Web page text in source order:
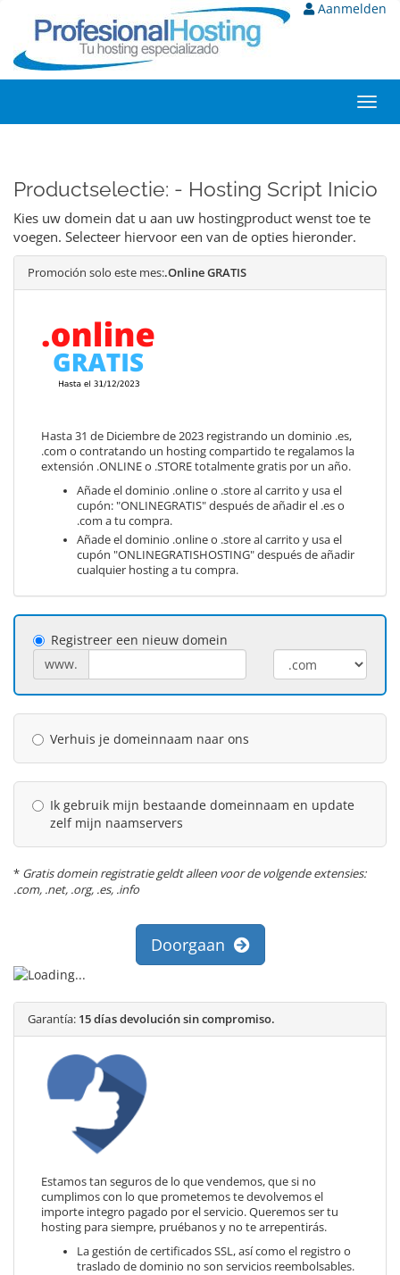
Aanmelden
Productselectie: - Hosting Script Inicio
Kies uw domein dat u aan uw hostingproduct wenst toe te
voegen. Selecteer hiervoor een van de opties hieronder.
Promoción solo este mes:.Online GRATIS
Hasta 31 de Diciembre de 2023 registrando un dominio .es,
.com o contratando un hosting compartido te regalamos la
extensión .ONLINE o .STORE totalmente gratis por un año.
Añade el dominio .online o .store al carrito y usa el
cupón: "ONLINEGRATIS" después de añadir el .es o
.com a tu compra.
Añade el dominio .online o .store al carrito y usa el
cupón "ONLINEGRATISHOSTING" después de añadir
cualquier hosting a tu compra.
Registreer een nieuw domein
www.
Verhuis je domeinnaam naar ons
Ik gebruik mijn bestaande domeinnaam en update
zelf mijn naamservers
* Gratis domein registratie geldt alleen voor de volgende extensies:
.com, .net, .org, .es, .info
Doorgaan
Garantía: 15 días devolución sin compromiso.
Estamos tan seguros de lo que vendemos, que si no
cumplimos con lo que prometemos te devolvemos el
importe integro pagado por el servicio. Queremos ser tu
hosting para siempre, pruébanos y no te arrepentirás.
La gestión de certificados SSL, así como el registro o
traslado de dominio no son servicios reembolsables.